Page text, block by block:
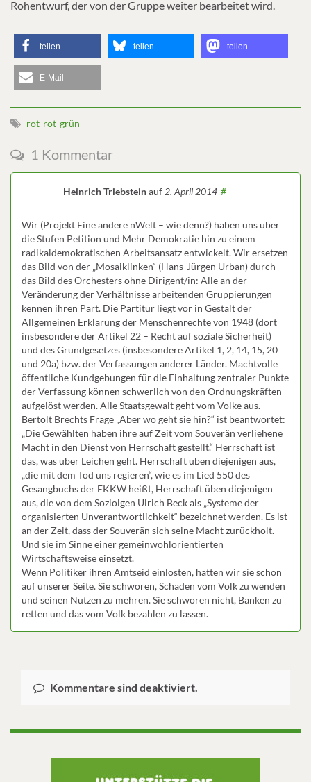
Rohentwurf, der von der Gruppe weiter bearbeitet wird.
teilen teilen teilen
E-Mail
rot-rot-grün
1 Kommentar
Heinrich Triebsteinauf 2. April 2014 #
Wir (Projekt Eine andere nWelt – wie denn?) haben uns über
die Stufen Petition und Mehr Demokratie hin zu einem
radikaldemokratischen Arbeitsansatz entwickelt. Wir ersetzen
das Bild von der „Mosaiklinken“ (Hans-Jürgen Urban) durch
das Bild des Orchesters ohne Dirigent/in: Alle an der
Veränderung der Verhältnisse arbeitenden Gruppierungen
kennen ihren Part. Die Partitur liegt vor in Gestalt der
Allgemeinen Erklärung der Menschenrechte von 1948 (dort
insbesondere der Artikel 22 – Recht auf soziale Sicherheit)
und des Grundgesetzes (insbesondere Artikel 1, 2, 14, 15, 20
und 20a) bzw. der Verfassungen anderer Länder. Machtvolle
öffentliche Kundgebungen für die Einhaltung zentraler Punkte
der Verfassung können schwerlich von den Ordnungskräften
aufgelöst werden. Alle Staatsgewalt geht vom Volke aus.
Bertolt Brechts Frage „Aber wo geht sie hin?“ ist beantwortet:
„Die Gewählten haben ihre auf Zeit vom Souverän verliehene
Macht in den Dienst von Herrschaft gestellt.“ Herrschaft ist
das, was über Leichen geht. Herrschaft üben diejenigen aus,
„die mit dem Tod uns regieren“, wie es im Lied 550 des
Gesangbuchs der EKKW heißt, Herrschaft üben diejenigen
aus, die von dem Soziolgen Ulrich Beck als „Systeme der
organisierten Unverantwortlichkeit“ bezeichnet werden. Es ist
an der Zeit, dass der Souverän sich seine Macht zurückholt.
Und sie im Sinne einer gemeinwohlorientierten
Wirtschaftsweise einsetzt.
Wenn Politiker ihren Amtseid einlösten, hätten wir sie schon
auf unserer Seite. Sie schwören, Schaden vom Volk zu wenden
und seinen Nutzen zu mehren. Sie schwören nicht, Banken zu
retten und das vom Volk bezahlen zu lassen.
Kommentare sind deaktiviert.